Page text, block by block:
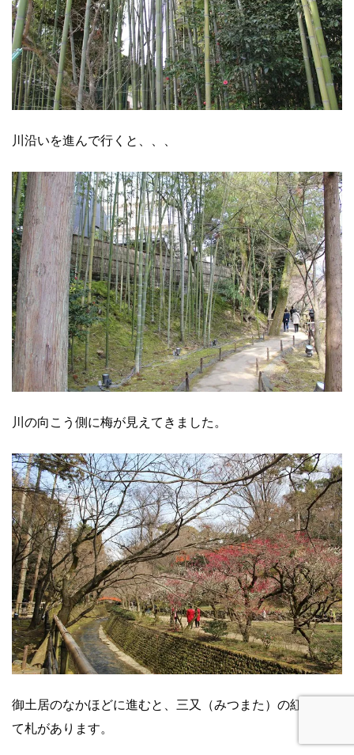
川沿いを進んで行くと、、、
川の向こう側に梅が見えてきました。
御土居のなかほどに進むと、三又（みつまた）の紅葉の立
て札があります。